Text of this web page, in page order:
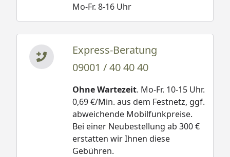
Mo-Fr. 8-16 Uhr
Express-Beratung
09001 / 40 40 40
Ohne Wartezeit. Mo-Fr. 10-15 Uhr.
0,69 €/Min. aus dem Festnetz, ggf.
abweichende Mobilfunkpreise.
Bei einer Neubestellung ab 300 €
erstatten wir Ihnen diese
Gebühren.